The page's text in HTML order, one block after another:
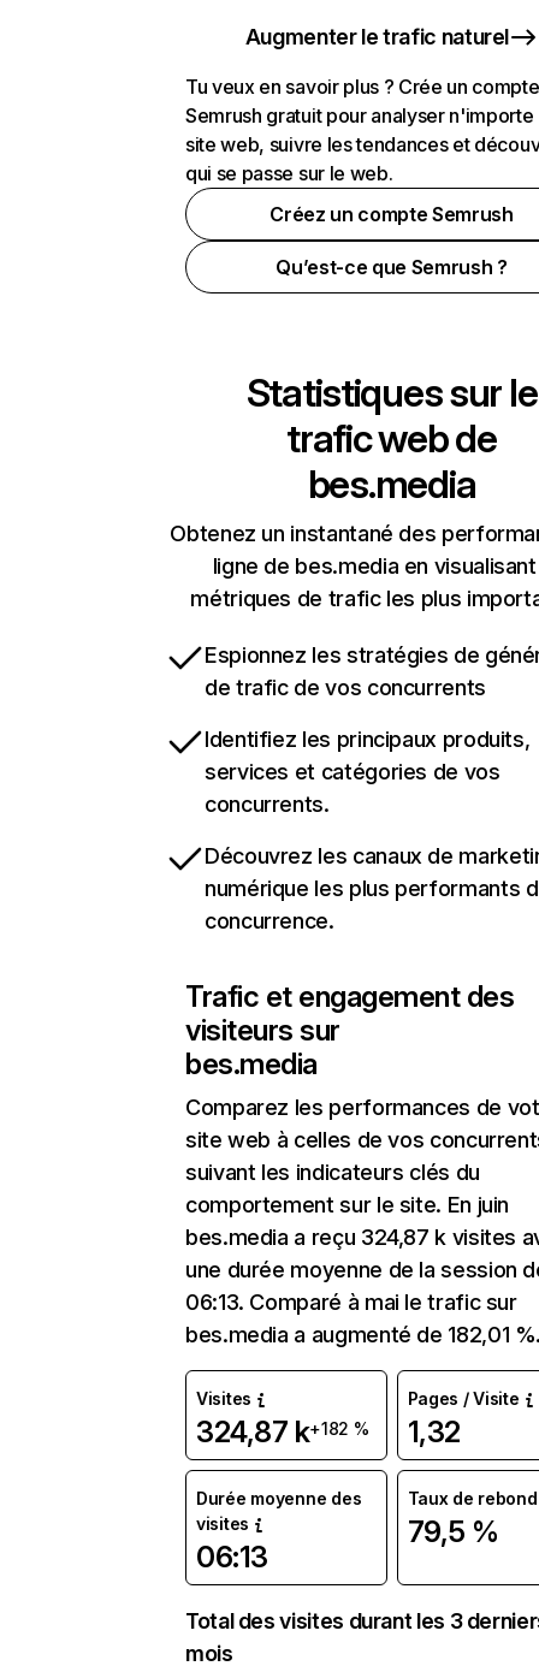
Augmenter le trafic naturel
Tu veux en savoir plus ? Crée un compte
Semrush gratuit pour analyser n'importe
site web, suivre les tendances et
qui se passe sur le web.
Créez un compte Semrush
Qu’est-ce que Semrush ?
Statistiques sur le
trafic web de
bes.media
Obtenez un instantané des
ligne de bes.media en
métriques de trafic les plus
Espionnez les stratégies de
de trafic de vos concurrents
Identifiez les principaux produits,
services et catégories de vos
concurrents.
Découvrez les canaux de
numérique les plus performants
concurrence.
Trafic et engagement des
visiteurs sur
bes.media
Comparez les performances de
site web à celles de vos
suivant les indicateurs clés du
comportement sur le site. En juin
bes.media a reçu 324,87 k visites
une durée moyenne de la session
06:13. Comparé à mai le trafic sur
bes.media a augmenté de 182,01
Visites
324,87 k+182 %
Pages / Visite
1,32
Durée moyenne des
visites
06:13
Taux de rebond
79,5 %
Total des visites durant les 3
mois